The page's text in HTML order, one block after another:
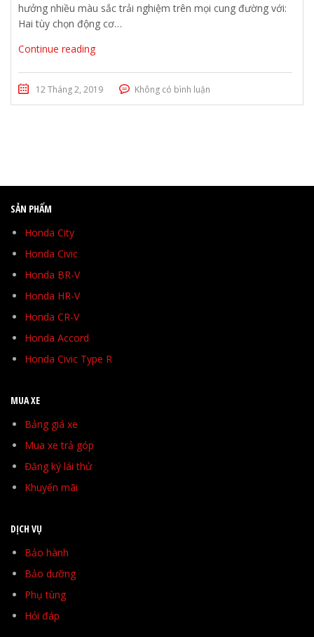
hưởng nhiều màu sắc trải nghiệm trên mọi cung đường với:
Hai tùy chọn động cơ…
Continue reading
12 Tháng 2, 2019 Không có bình luận
SẢN PHẨM
Honda City
Honda Civic
Honda BR-V
Honda HR-V
Honda CR-V
Honda Accord
Honda Civic Type R
MUA XE
Bảng giá xe
Mua xe trả góp
Đăng ký lái thử
Khuyến mãi
DỊCH VỤ
Bảo hành
Bảo dưỡng
Phụ tùng
Hỏi đáp